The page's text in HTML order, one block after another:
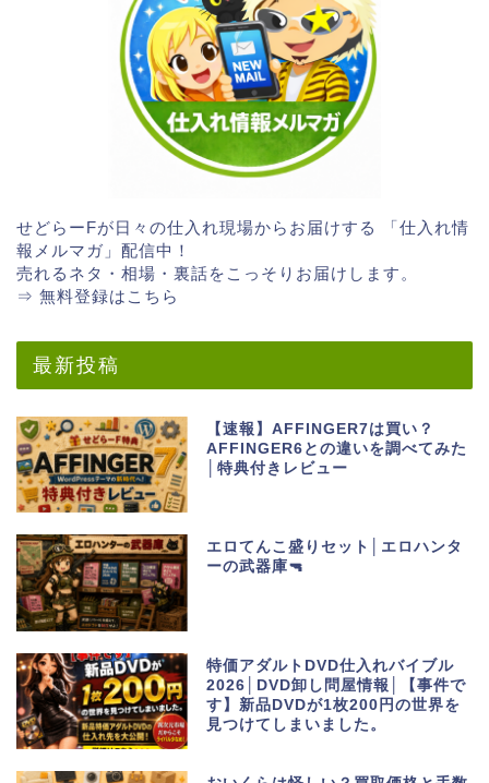
せどらーFが日々の仕入れ現場からお届けする 「仕入れ情
報メルマガ」配信中！
売れるネタ・相場・裏話をこっそりお届けします。
⇒ 無料登録はこちら
最新投稿
【速報】AFFINGER7は買い？
AFFINGER6との違いを調べてみた
│特典付きレビュー
エロてんこ盛りセット│エロハンタ
ーの武器庫🔫
特価アダルトDVD仕入れバイブル
2026│DVD卸し問屋情報│【事件で
す】新品DVDが1枚200円の世界を
見つけてしまいました。